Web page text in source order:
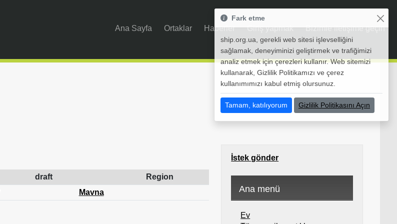
Ana Sayfa Ortaklar Haberler Giriş yapmak Bizimle iletişime geçin
draft
Region
Mavna
İstek gönder
Ana menü
Ev
Fark etme
ship.org.ua, gerekli web sitesi işlevselliğini
sağlamak, deneyiminizi geliştirmek ve trafiğimizi
analiz etmek için çerezleri kullanır. Web sitemizi
kullanarak, Gizlilik Politikamızı ve çerez
kullanımımızı kabul etmiş olursunuz.
Tamam, katılıyorum Gizlilik Politikasını Açın